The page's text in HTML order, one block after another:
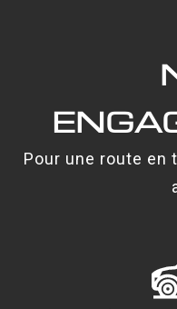
Pour une route en